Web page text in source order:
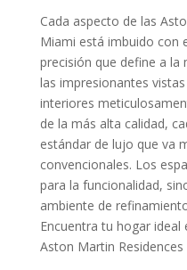
Cada aspecto de las
Miami está imbuido con
precisión que define a la
las impresionantes
interiores
de la más alta calidad,
estándar de lujo que va
convencionales. Los
para la funcionalidad,
ambiente de
Encuentra tu hogar
Aston Martin Residences